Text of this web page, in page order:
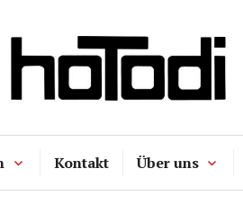
hoTodi
Kontakt Über uns